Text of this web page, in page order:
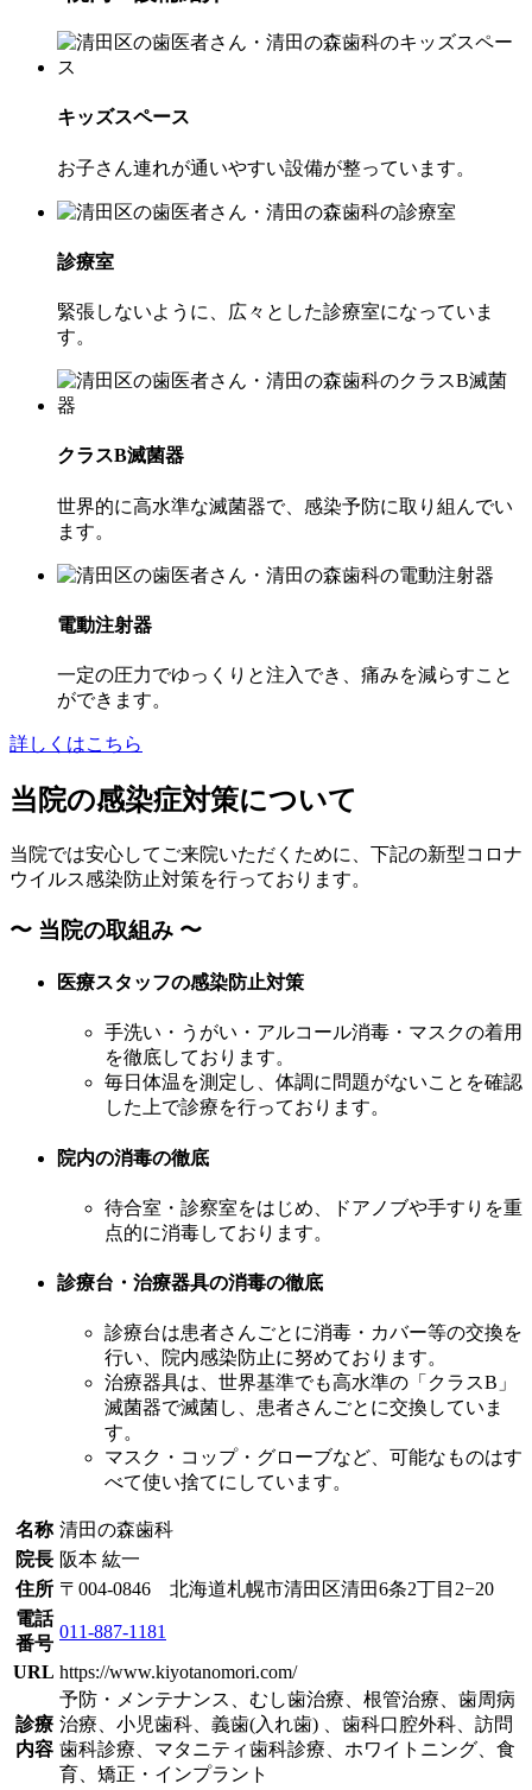
キッズスペース
お子さん連れが通いやすい設備が整っています。
診療室
緊張しないように、広々とした診療室になっていま
す。
クラスB滅菌器
世界的に高水準な滅菌器で、感染予防に取り組んでい
ます。
電動注射器
一定の圧力でゆっくりと注入でき、痛みを減らすこと
ができます。
詳しくはこちら
当院の感染症対策について
当院では安心してご来院いただくために、下記の新型コロナ
ウイルス感染防止対策を行っております。
〜 当院の取組み 〜
医療スタッフの感染防止対策
手洗い・うがい・アルコール消毒・マスクの着用
を徹底しております。
毎日体温を測定し、体調に問題がないことを確認
した上で診療を行っております。
院内の消毒の徹底
待合室・診察室をはじめ、ドアノブや手すりを重
点的に消毒しております。
診療台・治療器具の消毒の徹底
診療台は患者さんごとに消毒・カバー等の交換を
行い、院内感染防止に努めております。
治療器具は、世界基準でも高水準の「クラスB」
滅菌器で滅菌し、患者さんごとに交換していま
す。
マスク・コップ・グローブなど、可能なものはす
べて使い捨てにしています。
名称 清田の森歯科
院長 阪本 紘一
住所 〒004-0846 北海道札幌市清田区清田6条2丁目2−20
電話
番号
011-887-1181
URL https://www.kiyotanomori.com/
診療
内容
予防・メンテナンス、むし歯治療、根管治療、歯周病
治療、小児歯科、義歯(入れ歯) 、歯科口腔外科、訪問
歯科診療、マタニティ歯科診療、ホワイトニング、食
育、矯正・インプラント